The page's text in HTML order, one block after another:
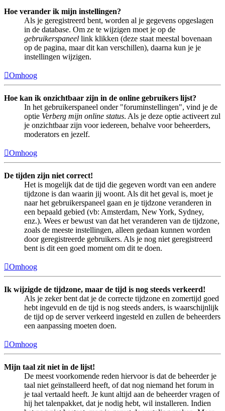
Hoe verander ik mijn instellingen?
Als je geregistreerd bent, worden al je gegevens opgeslagen
in de database. Om ze te wijzigen moet je op de
gebruikerspaneel link klikken (deze staat meestal bovenaan
op de pagina, maar dit kan verschillen), daarna kun je je
instellingen wijzigen.
Omhoog
Hoe kan ik onzichtbaar zijn in de online gebruikers lijst?
In het gebruikerspaneel onder "foruminstellingen", vind je de
optie Verberg mijn online status. Als je deze optie activeert zul
je onzichtbaar zijn voor iedereen, behalve voor beheerders,
moderators en jezelf.
Omhoog
De tijden zijn niet correct!
Het is mogelijk dat de tijd die gegeven wordt van een andere
tijdzone is dan waarin jij woont. Als dit het geval is, moet je
naar het gebruikerspaneel gaan en je tijdzone veranderen in
een bepaald gebied (vb: Amsterdam, New York, Sydney,
enz.). Wees er bewust van dat het veranderen van de tijdzone,
zoals de meeste instellingen, alleen gedaan kunnen worden
door geregistreerde gebruikers. Als je nog niet geregistreerd
bent is dit een goed moment om dit te doen.
Omhoog
Ik wijzigde de tijdzone, maar de tijd is nog steeds verkeerd!
Als je zeker bent dat je de correcte tijdzone en zomertijd goed
hebt ingevuld en de tijd is nog steeds anders, is waarschijnlijk
de tijd op de server verkeerd ingesteld en zullen de beheerders
een aanpassing moeten doen.
Omhoog
Mijn taal zit niet in de lijst!
De meest voorkomende reden hiervoor is dat de beheerder je
taal niet geïnstalleerd heeft, of dat nog niemand het forum in
je taal vertaald heeft. Je kunt altijd aan de beheerder vragen of
hij het talenpakket, dat je nodig hebt, wil installeren. Indien